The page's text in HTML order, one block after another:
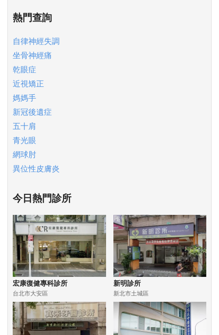
熱門查詢
自律神經失調
坐骨神經痛
乾眼症
近視矯正
媽媽手
新冠後遺症
五十肩
青光眼
網球肘
異位性皮膚炎
今日熱門診所
宏康復健專科診所
台北市大安區
新明診所
新北市土城區